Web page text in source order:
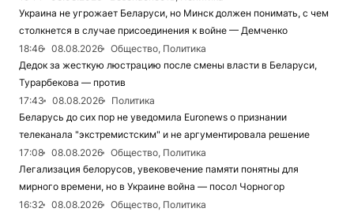
Украина не угрожает Беларуси, но Минск должен понимать, с чем
столкнется в случае присоединения к войне — Демченко
18:46
08.08.2026
Общество, Политика
Дедок за жесткую люстрацию после смены власти в Беларуси,
Турарбекова — против
17:43
08.08.2026
Политика
Беларусь до сих пор не уведомила Euronews о признании
телеканала "экстремистским" и не аргументировала решение
17:08
08.08.2026
Общество, Политика
Легализация белорусов, увековечение памяти понятны для
мирного времени, но в Украине война — посол Чорногор
16:32
08.08.2026
Общество, Политика